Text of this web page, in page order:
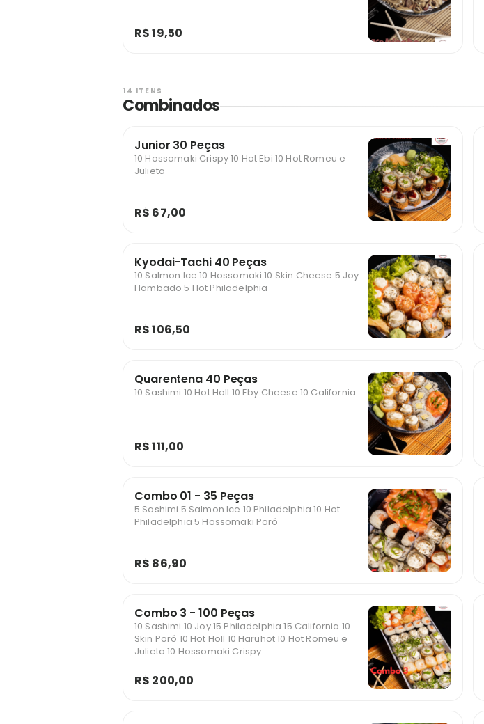
R$ 19,50
14 ITENS
Combinados
Junior 30 Peças
10 Hossomaki Crispy 10 Hot Ebi 10 Hot Romeu e
Julieta
R$ 67,00
Kyodai-Tachi 40 Peças
10 Salmon Ice 10 Hossomaki 10 Skin Cheese 5 Joy
Flambado 5 Hot Philadelphia
R$ 106,50
Quarentena 40 Peças
10 Sashimi 10 Hot Holl 10 Eby Cheese 10 California
R$ 111,00
Combo 01 - 35 Peças
5 Sashimi 5 Salmon Ice 10 Philadelphia 10 Hot
Philadelphia 5 Hossomaki Poró
R$ 86,90
Combo 3 - 100 Peças
10 Sashimi 10 Joy 15 Philadelphia 15 California 10
Skin Poró 10 Hot Holl 10 Haruhot 10 Hot Romeu e
Julieta 10 Hossomaki Crispy
R$ 200,00